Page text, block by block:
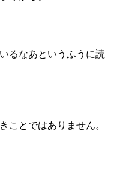
るなあというふうに読
とではありません。